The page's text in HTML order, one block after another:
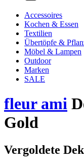
Accessoires
Kochen & Essen
Textilien
Übertöpfe &
Möbel & Lampen
Outdoor
Marken
SALE
fleur ami
Gold
Vergoldete